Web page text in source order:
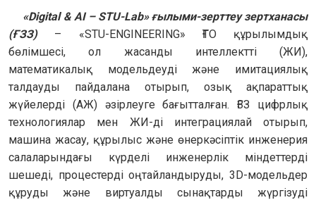
«Digital & AI – STU-Lab» ғылыми-зерттеу зертханасы
(ҒЗЗ)– «STU-ENGINEERING» ҒТО
құрылымдық
бөлімшесі, ол жасанды интеллектті (ЖИ),
математикалық модельдеуді және имитациялық
талдауды пайдалана отырып, озық ақпараттық
жүйелерді (АЖ) әзірлеуге бағытталған. ҒЗЗ цифрлық
технологиялар мен ЖИ-ді интеграциялай отырып,
машина жасау, құрылыс және өнеркәсіптік инженерия
салаларындағы күрделі инженерлік міндеттерді
шешеді, процестерді оңтайландыруды, 3D-модельдер
құруды және виртуалды сынақтарды жүргізуді